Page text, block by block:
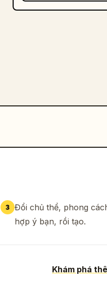
3 Đổi chủ thể, phong
hợp ý bạn, rồi tạo.
Khám phá